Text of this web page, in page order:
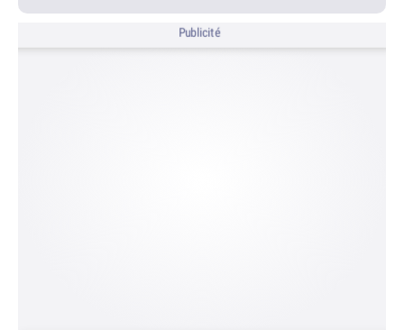
Publicité